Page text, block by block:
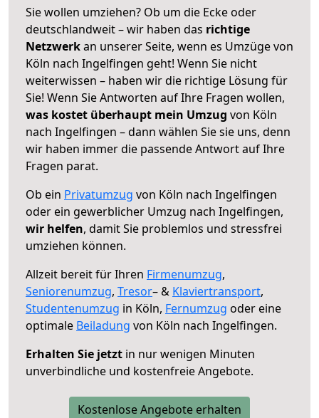
Sie wollen umziehen? Ob um die Ecke oder
deutschlandweit – wir haben das richtige
Netzwerkan unserer Seite, wenn es Umzüge von
Köln nach Ingelfingen geht! Wenn Sie nicht
weiterwissen – haben wir die richtige Lösung für
Sie! Wenn Sie Antworten auf Ihre Fragen wollen,
was kostet überhaupt mein Umzug von Köln
nach Ingelfingen – dann wählen Sie sie uns, denn
wir haben immer die passende Antwort auf Ihre
Fragen parat.
Ob ein Privatumzug von Köln nach Ingelfingen
oder ein gewerblicher Umzug nach Ingelfingen,
wir helfen, damit Sie problemlos und stressfrei
umziehen können.
Allzeit bereit für Ihren Firmenumzug,
Seniorenumzug, Tresor– & Klaviertransport,
Studentenumzug in Köln, Fernumzug oder eine
optimale Beiladung von Köln nach Ingelfingen.
Erhalten Sie jetzt in nur wenigen Minuten
unverbindliche und kostenfreie Angebote.
Kostenlose Angebote erhalten